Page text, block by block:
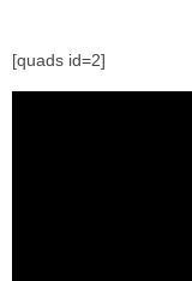
[quads id=2]